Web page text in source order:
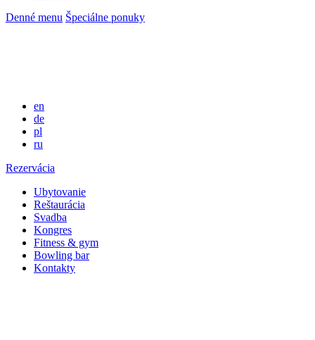
Denné menu Špeciálne ponuky
en
de
pl
ru
Rezervácia
Ubytovanie
Reštaurácia
Svadba
Kongres
Fitness & gym
Bowling bar
Kontakty